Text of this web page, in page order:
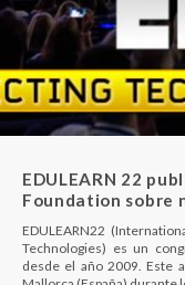
EDULEARN 22
Foundation sobre
EDULEARN22
Technologies) es un
desde el año 2009. Este